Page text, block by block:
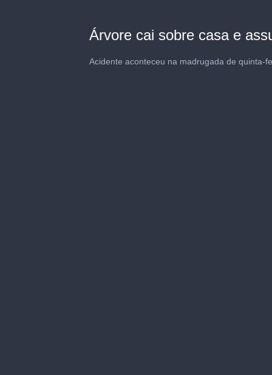
Árvore cai sobre casa e
Acidente aconteceu na madrugada de quinta-